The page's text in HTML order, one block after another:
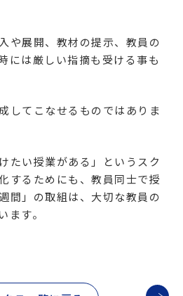
や展開、教材の提示、教員の
には厳しい指摘も受ける事も
してこなせるものではありま
たい授業がある」というスク
するためにも、教員同士で授
間」の取組は、大切な教員の
ます。